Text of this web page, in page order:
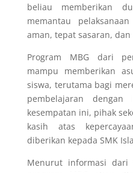
beliau memberikan
memantau
aman, tepat sasaran,
Program MBG dari
mampu memberikan
siswa, terutama bagi
pembelajaran
kesempatan ini, pihak
kasih atas
diberikan kepada SMK
Menurut informasi dari